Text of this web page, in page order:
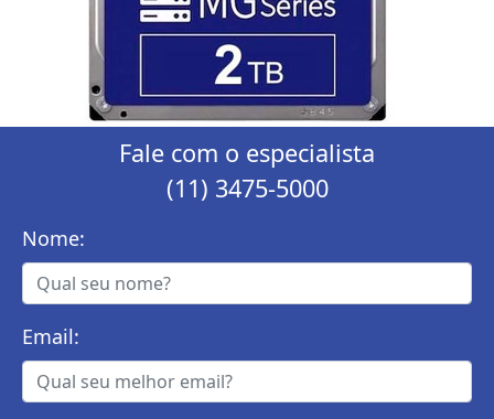
Fale com o especialista
(11) 3475-5000
Nome:
Email: